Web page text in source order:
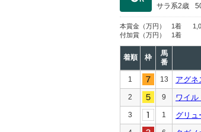
サラ系2歳
本賞金 （万円） 1着
付加賞 （万円） 1着
着順 枠
馬
番
1 13 アグネ
2 9 ワイル
3 1 グリュ